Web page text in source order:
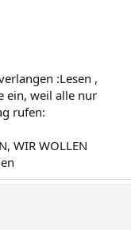
:Lesen ,
ein, weil alle nur
rufen:
WIR WOLLEN